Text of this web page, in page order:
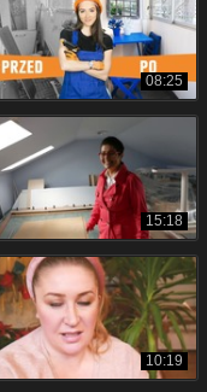
08:25
15:18
10:19